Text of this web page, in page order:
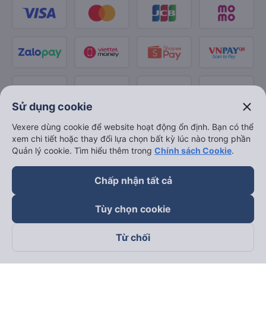
Theo dõi chúng tôi trên
Sử dụng cookie close
Vexere dùng cookie để website hoạt động ổn định. Bạn có thể
xem chi tiết hoặc thay đổi lựa chọn bất kỳ lúc nào trong phần
Quản lý cookie. Tìm hiểu thêm trong Chính sách Cookie.
Chấp nhận tất cả
Tùy chọn cookie
Từ chối